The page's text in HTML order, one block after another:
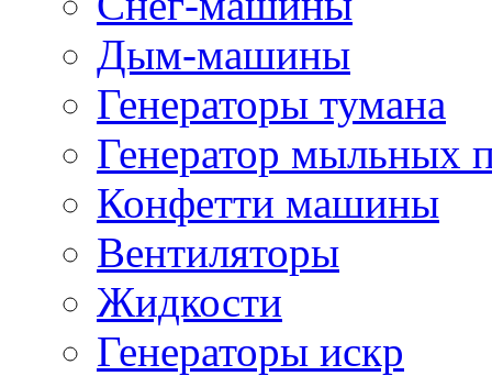
Дым-машины
Генераторы тумана
Генератор мыльных
Конфетти машины
Вентиляторы
Жидкости
Генераторы искр